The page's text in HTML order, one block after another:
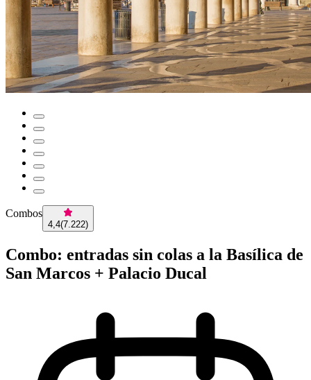
Combos
4,4(7.222)
Combo: entradas sin colas a la Basílica de
San Marcos + Palacio Ducal